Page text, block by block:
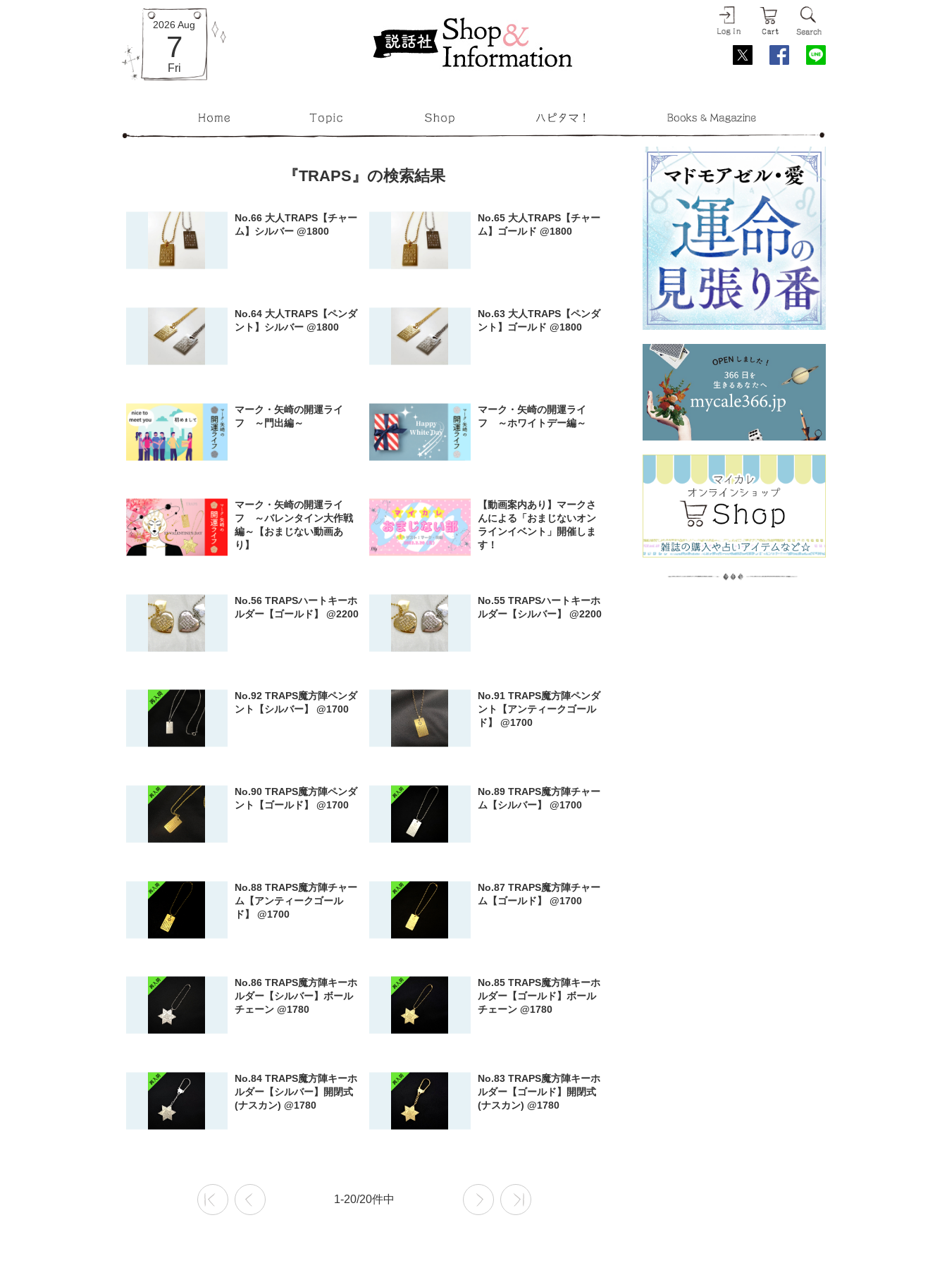
2026 Aug
7
Fri
『TRAPS』の検索結果
No.66 大人TRAPS【チャー
ム】シルバー @1800
No.65 大人TRAPS【チャー
ム】ゴールド @1800
No.64 大人TRAPS【ペンダ
ント】シルバー @1800
No.63 大人TRAPS【ペンダ
ント】ゴールド @1800
マーク・矢崎の開運ライ
フ ～門出編～
マーク・矢崎の開運ライ
フ ～ホワイトデー編～
マーク・矢崎の開運ライ
フ ～バレンタイン大作戦
編～【おまじない動画あ
り】
【動画案内あり】マークさ
んによる「おまじないオン
ラインイベント」開催しま
す！
No.56 TRAPSハートキーホ
ルダー【ゴールド】 @2200
No.55 TRAPSハートキーホ
ルダー【シルバー】 @2200
No.92 TRAPS魔方陣ペンダ
ント【シルバー】 @1700
No.91 TRAPS魔方陣ペンダ
ント【アンティークゴール
ド】 @1700
No.90 TRAPS魔方陣ペンダ
ント【ゴールド】 @1700
No.89 TRAPS魔方陣チャー
ム【シルバー】 @1700
No.88 TRAPS魔方陣チャー
ム【アンティークゴール
ド】 @1700
No.87 TRAPS魔方陣チャー
ム【ゴールド】 @1700
No.86 TRAPS魔方陣キーホ
ルダー【シルバー】ボール
チェーン @1780
No.85 TRAPS魔方陣キーホ
ルダー【ゴールド】ボール
チェーン @1780
No.84 TRAPS魔方陣キーホ
ルダー【シルバー】開閉式
(ナスカン) @1780
No.83 TRAPS魔方陣キーホ
ルダー【ゴールド】開閉式
(ナスカン) @1780
1-20/20件中